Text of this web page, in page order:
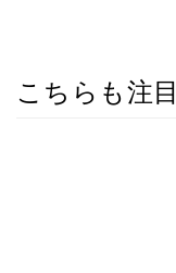
こちらも注目